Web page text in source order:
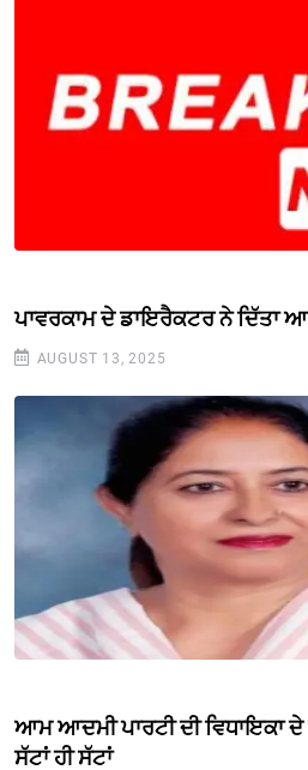
ਪਾਵਰਕਾਮ ਦੇ ਡਾਇਰੈਕਟਰ ਨੇ ਦਿੱਤਾ
AUGUST 13, 2025
ਆਮ ਆਦਮੀ ਪਾਰਟੀ ਦੀ ਵਿਧਾਇਕਾ
ਸੱਟਾਂ ਹੀ ਸੱਟਾਂ